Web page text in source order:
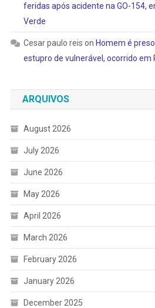
feridas após acidente na GO-154,
Verde
Cesar paulo reis on Homem é
estupro de vulnerável, ocorrido em
ARQUIVOS
August 2026
July 2026
June 2026
May 2026
April 2026
March 2026
February 2026
January 2026
December 2025